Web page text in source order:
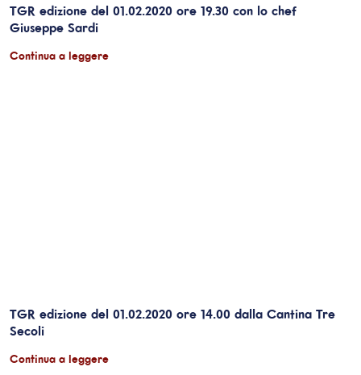
TGR edizione del 01.02.2020 ore 19.30 con lo chef
Giuseppe Sardi
Continua a leggere
TGR edizione del 01.02.2020 ore 14.00 dalla Cantina Tre
Secoli
Continua a leggere